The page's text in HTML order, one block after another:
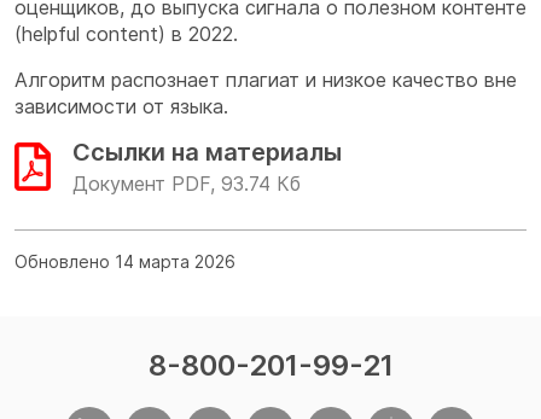
оценщиков, до выпуска сигнала о полезном контенте
(helpful content) в 2022.
Алгоритм распознает плагиат и низкое качество вне
зависимости от языка.
Ссылки на материалы
Документ PDF, 93.74 Кб
Обновлено 14 марта 2026
8-800-201-99-21